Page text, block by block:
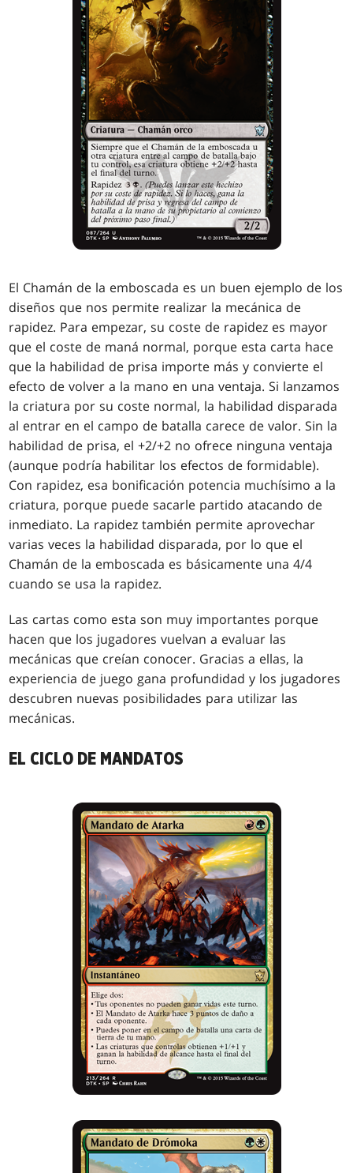
El Chamán de la emboscada es un buen ejemplo de los
diseños que nos permite realizar la mecánica de
rapidez. Para empezar, su coste de rapidez es mayor
que el coste de maná normal, porque esta carta hace
que la habilidad de prisa importe más y convierte el
efecto de volver a la mano en una ventaja. Si lanzamos
la criatura por su coste normal, la habilidad disparada
al entrar en el campo de batalla carece de valor. Sin la
habilidad de prisa, el +2/+2 no ofrece ninguna ventaja
(aunque podría habilitar los efectos de formidable).
Con rapidez, esa bonificación potencia muchísimo a la
criatura, porque puede sacarle partido atacando de
inmediato. La rapidez también permite aprovechar
varias veces la habilidad disparada, por lo que el
Chamán de la emboscada es básicamente una 4/4
cuando se usa la rapidez.
Las cartas como esta son muy importantes porque
hacen que los jugadores vuelvan a evaluar las
mecánicas que creían conocer. Gracias a ellas, la
experiencia de juego gana profundidad y los jugadores
descubren nuevas posibilidades para utilizar las
mecánicas.
EL CICLO DE MANDATOS